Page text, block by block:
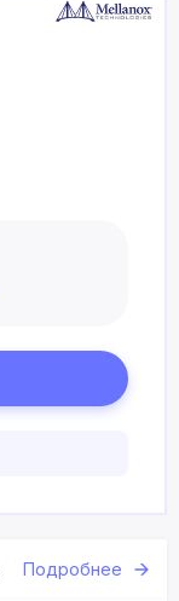
Подробнее